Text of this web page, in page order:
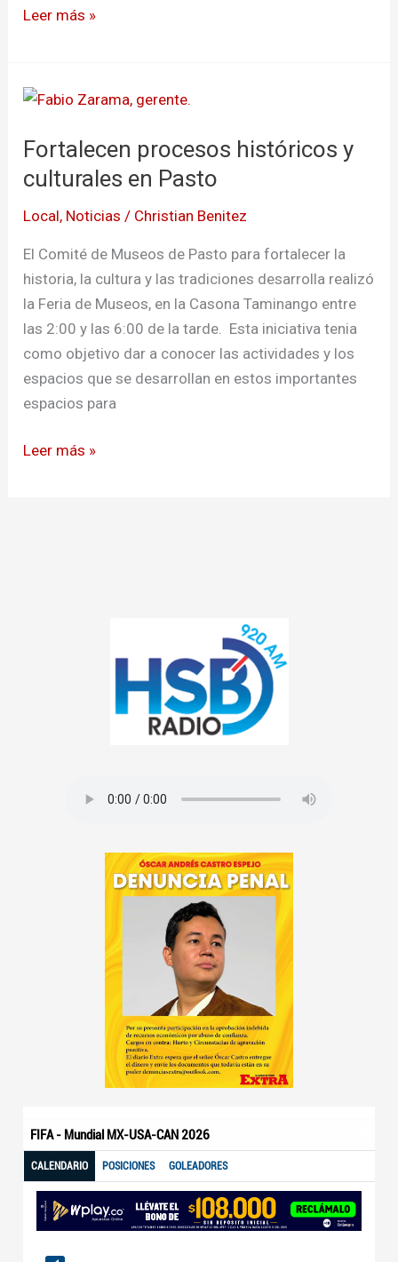
Leer más »
Fortalecen procesos históricos y
culturales en Pasto
Local, Noticias / Christian Benitez
El Comité de Museos de Pasto para fortalecer la
historia, la cultura y las tradiciones desarrolla realizó
la Feria de Museos, en la Casona Taminango entre
las 2:00 y las 6:00 de la tarde. Esta iniciativa tenia
como objetivo dar a conocer las actividades y los
espacios que se desarrollan en estos importantes
espacios para
Fortalecen
históricos
y
en
Pasto
Leer más »